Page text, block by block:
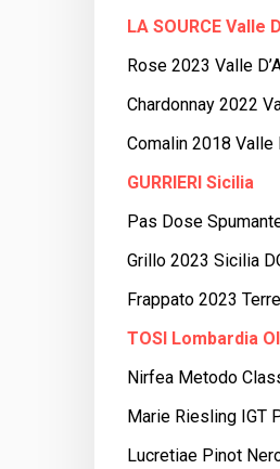
LA SOURCE Valle
Rose 2023 Valle
Chardonnay 2022
Comalin 2018 Valle
GURRIERI Sicilia
Pas Dose
Grillo 2023 Sicilia
Frappato 2023
TOSI Lombardia
Nirfea Metodo
Marie Riesling IGT
Lucretiae Pinot